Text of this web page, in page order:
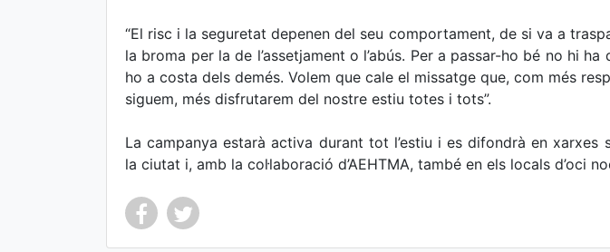
“El risc i la seguretat depenen del seu comportament, de si va a
la broma per la de l’assetjament o l’abús. Per a passar-ho bé no hi
ho a costa dels demés. Volem que cale el missatge que, com més
siguem, més disfrutarem del nostre estiu totes i tots”.
La campanya estarà activa durant tot l’estiu i es difondrà en xarxes
la ciutat i, amb la col·laboració d’AEHTMA, també en els locals d’oci